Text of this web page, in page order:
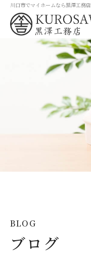
川口市でマイホームなら黒澤工務店
BLOG
ブログ